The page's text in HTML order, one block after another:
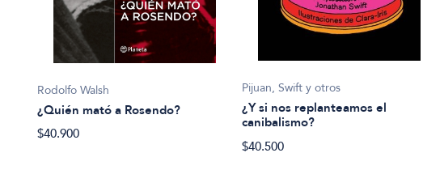
Rodolfo Walsh
¿Quién mató a Rosendo?
$40.900
Pijuan, Swift y otros
¿Y si nos replanteamos el
canibalismo?
$40.500